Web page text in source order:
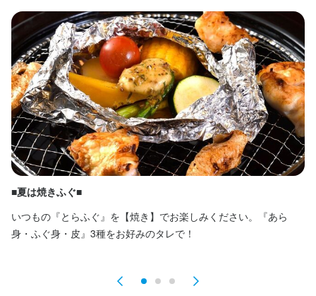
企業情報
■夏は焼きふぐ■
いつもの『とらふぐ』を【焼き】でお楽しみください。『あら
身・ふぐ身・皮』3種をお好みのタレで！
★2週間ごとのシフト制
★シフト提出はLINEで楽々♪
★「平日のみ」の勤務OK！
★週4日以上のレギュラ―勤務OK！
★Wワーク・扶養内勤務OK！
★お休みにも柔軟に対応
★テスト期間にもバッチリ配慮
＜こんな働き方もOK＞
◎終電に間に合うように上がりたい
◎Wワークの仕事と両立したい
◎テストや旅行、フェスに学校イベント…
そんなときはお休みがほしい！
◎フルタイムやレギュラーで入りたい！